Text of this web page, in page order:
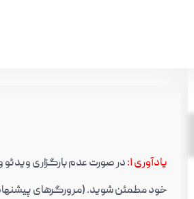
یادآوری ۱ :
خود مطمئن شوید. (مرورگرهای